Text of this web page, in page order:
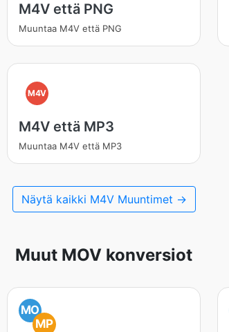
M4V että PNG
Muuntaa M4V että PNG
M4V
M4V että MP3
Muuntaa M4V että MP3
Näytä kaikki M4V Muuntimet →
Muut MOV konversiot
MO
MP